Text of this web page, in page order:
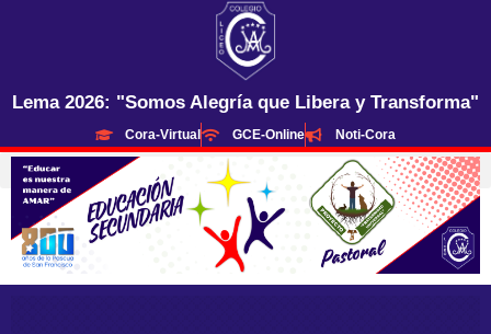
Lema 2026: "Somos Alegría que Libera y Transforma"
Cora-Virtual GCE-Online Noti-Cora